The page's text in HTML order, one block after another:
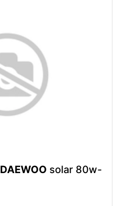
DAEWOO solar 80w-